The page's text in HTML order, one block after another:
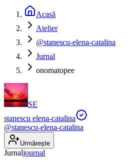
Acasă
Atelier
@stanescu-elena-catalina
Jurnal
onomatopee
SE
stanescu elena-catalina
@stanescu-elena-catalina
Urmărește
Jurnaljournal